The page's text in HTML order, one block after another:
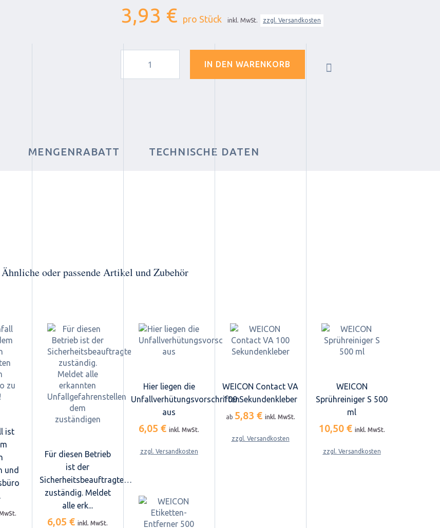
3,93 € pro Stück inkl. MwSt. zzgl. Versandkosten
IN DEN WARENKORB
MENGENRABATT TECHNISCHE DATEN
Ähnliche oder passende Artikel und Zubehör
ist
und
Für diesen Betrieb
ist der
Sicherheitsbeauftragte…
zuständig. Meldet
alle erk...
6,05 € inkl. MwSt.
Hier liegen die
Unfallverhütungsvorschriften
aus
6,05 € inkl. MwSt.
zzgl. Versandkosten
WEICON Contact VA
100 Sekundenkleber
ab 5,83 € inkl. MwSt.
zzgl. Versandkosten
WEICON
Sprühreiniger S 500
ml
10,50 € inkl. MwSt.
zzgl. Versandkosten